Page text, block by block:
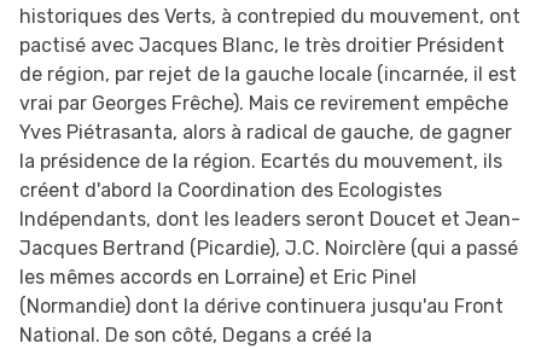
historiques des Verts, à contrepied du mouvement, ont
pactisé avec Jacques Blanc, le très droitier Président
de région, par rejet de la gauche locale (incarnée, il est
vrai par Georges Frêche). Mais ce revirement empêche
Yves Piétrasanta, alors à radical de gauche, de gagner
la présidence de la région. Ecartés du mouvement, ils
créent d'abord la Coordination des Ecologistes
Indépendants, dont les leaders seront Doucet et Jean-
Jacques Bertrand (Picardie), J.C. Noirclère (qui a passé
les mêmes accords en Lorraine) et Eric Pinel
(Normandie) dont la dérive continuera jusqu'au Front
National. De son côté, Degans a créé la